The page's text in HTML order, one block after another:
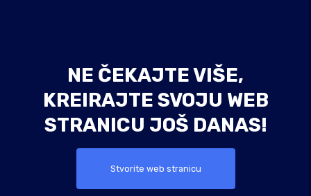
NE ČEKAJTE VIŠE,
KREIRAJTE SVOJU WEB
STRANICU JOŠ DANAS!
Stvorite web stranicu